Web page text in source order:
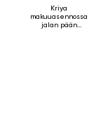
Kriya
makuuasennossa
jalan pään